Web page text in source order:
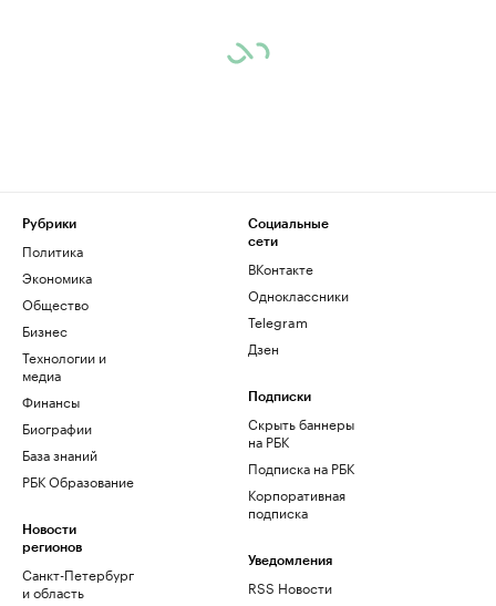
Рубрики
Политика
Экономика
Общество
Бизнес
Технологии и
медиа
Финансы
Биографии
База знаний
РБК Образование
Новости
регионов
Санкт-Петербург
и область
Социальные
сети
ВКонтакте
Одноклассники
Telegram
Дзен
Подписки
Скрыть баннеры
на РБК
Подписка на РБК
Корпоративная
подписка
Уведомления
RSS Новости